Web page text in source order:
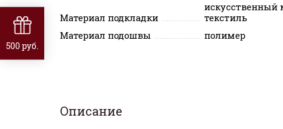
Материал подкладки
искусственный
текстиль
Материал подошвы
полимер
Описание
500 руб.